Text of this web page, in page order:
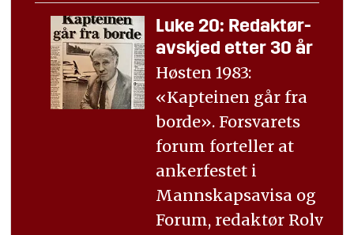
Luke 20: Redaktør-
avskjed etter 30 år
Høsten 1983:
«Kapteinen går fra
borde». Forsvarets
forum forteller at
ankerfestet i
Mannskapsavisa og
Forum, redaktør Rolv